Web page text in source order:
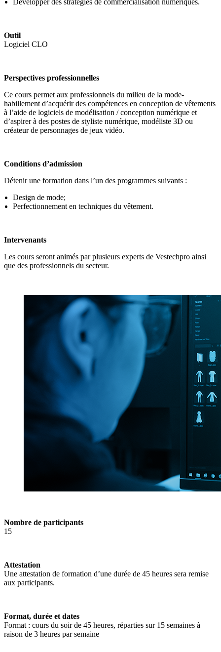
Développer des stratégies de commercialisation numériques.
Outil
Logiciel CLO
Perspectives professionnelles
Ce cours permet aux professionnels du milieu de la mode-
habillement d’acquérir des compétences en conception de vêtements
à l’aide de logiciels de modélisation / conception numérique et
d’aspirer à des postes de styliste numérique, modéliste 3D ou
créateur de personnages de jeux vidéo.
Conditions d’admission
Détenir une formation dans l’un des programmes suivants :
Design de mode;
Perfectionnement en techniques du vêtement.
Intervenants
Les cours seront animés par plusieurs experts de Vestechpro ainsi
que des professionnels du secteur.
Nombre de participants
15
Attestation
Une attestation de formation d’une durée de 45 heures sera remise
aux participants.
Format, durée et dates
Format : cours du soir de 45 heures, réparties sur 15 semaines à
raison de 3 heures par semaine